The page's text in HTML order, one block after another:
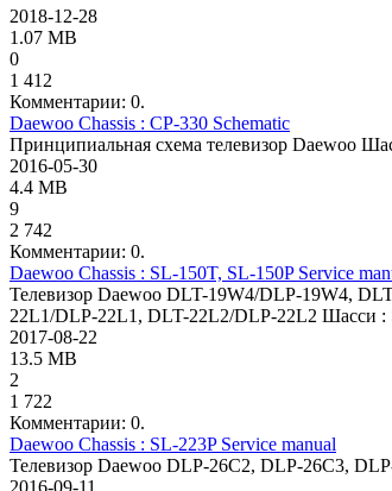
2018-12-28
1.07 MB
0
1 412
Комментарии: 0.
Daewoo Chassis : CP-330 Schematic
Принципиальная схема телевизор Daewoo
2016-05-30
4.4 MB
9
2 742
Комментарии: 0.
Daewoo Chassis : SL-150T, SL-150P Service
Телевизор Daewoo DLT-19W4/DLP-19W4,
22L1/DLP-22L1, DLT-22L2/DLP-22L2 Шасси :
2017-08-22
13.5 MB
2
1 722
Комментарии: 0.
Daewoo Chassis : SL-223P Service manual
Телевизор Daewoo DLP-26C2, DLP-26C3,
2016-09-11